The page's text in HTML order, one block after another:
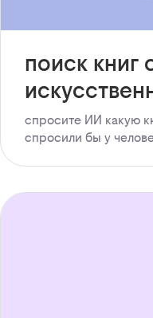
поиск
спросите ИИ какую
спросили бы у